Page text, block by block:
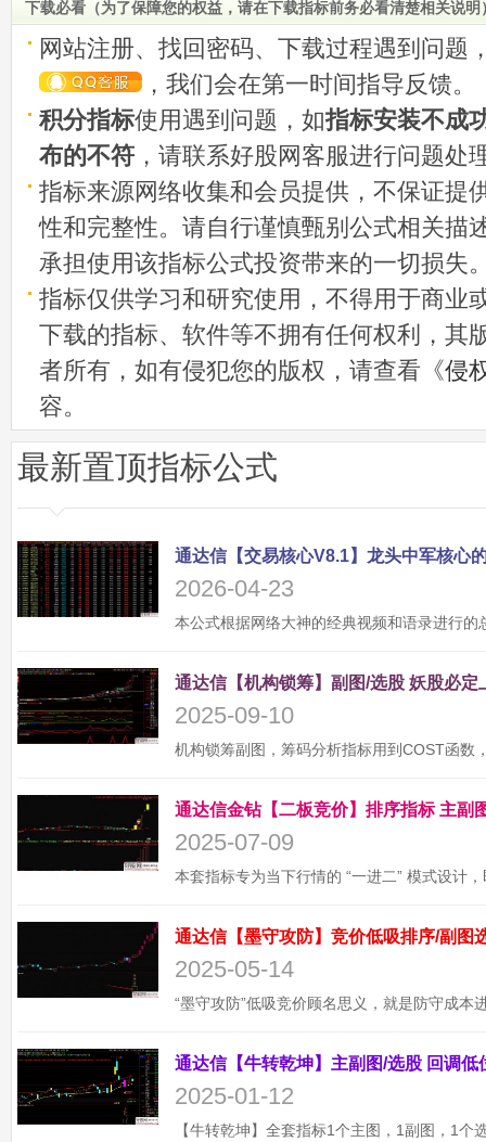
下载必看（为了保障您的权益，请在下载指标前务必看清楚相关说明
网站注册、找回密码、下载过程遇到问题
，我们会在第一时间指导反馈。
积分指标使用遇到问题，如指标安装不成
布的不符 ，请联系好股网客服进行问题处
指标来源网络收集和会员提供，不保证提
性和完整性。请自行谨慎甄别公式相关描
承担使用该指标公式投资带来的一切损失
指标仅供学习和研究使用，不得用于商业
下载的指标、软件等不拥有任何权利，其
者所有，如有侵犯您的版权，请查看《侵
容。
最新置顶指标公式
2026-04-23
2025-09-10
2025-07-09
2025-05-14
2025-01-12